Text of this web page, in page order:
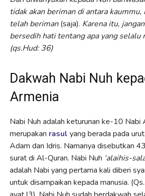
tidak akan beriman di antara kaummu,
telah beriman(saja). Karena itu,
bersedih hati tentang apa yang selalu
(qs.Hud: 36)
Dakwah Nabi Nuh
Armenia
Nabi Nuh adalah keturunan ke-10 Nabi
merupakan rasul yang berada pada
Adam dan Idris. Namanya disebutkan
surat di Al-Quran. Nabi Nuh ‘alaihis-
adalah Nabi yang pertama kali diberi
untuk disampaikan kepada manusia.